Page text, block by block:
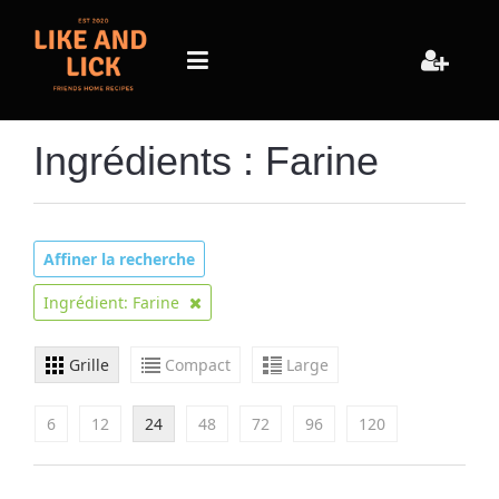
Ingrédients : Farine
Affiner la recherche
Ingrédient: Farine
Grille Compact Large
6 12 24 48 72 96 120